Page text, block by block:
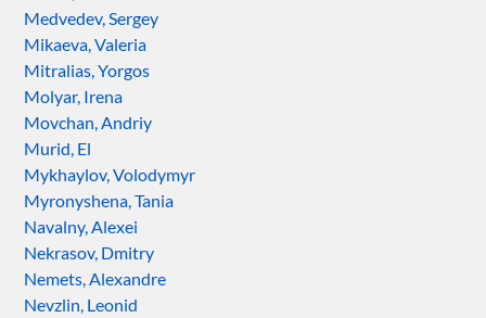
Medvedev, Sergey
Mikaeva, Valeria
Mitralias, Yorgos
Molyar, Irena
Movchan, Andriy
Murid, El
Mykhaylov, Volodymyr
Myronyshena, Tania
Navalny, Alexei
Nekrasov, Dmitry
Nemets, Alexandre
Nevzlin, Leonid